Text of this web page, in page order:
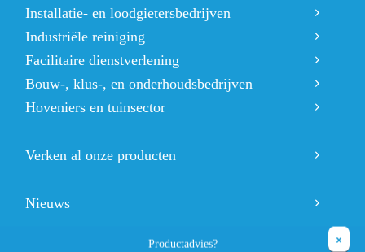
Installatie- en loodgietersbedrijven
Industriële reiniging
Facilitaire dienstverlening
Bouw-, klus-, en onderhoudsbedrijven
Hoveniers en tuinsector
Verken al onze producten
Nieuws
Productadvies?